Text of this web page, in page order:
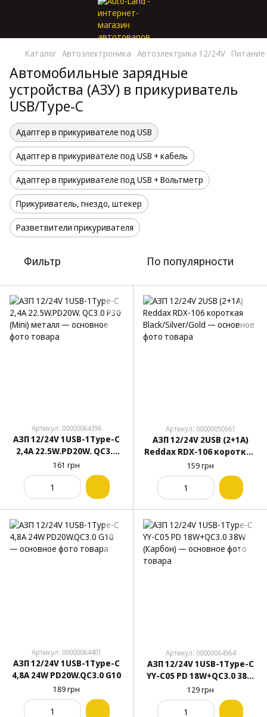
Каталог Автоэлектроника Автоэлектрика 12/24V Питание
Автомобильные зарядные
устройства (АЗУ) в прикуриватель
USB/Type-C
Адаптер в прикуривателе под USB
Адаптер в прикуривателе под USB + кабель
Адаптер в прикуривателе под USB + Вольтметр
Прикуриватель, гнездо, штекер
Разветвители прикуривателя
Фильтр По популярности
Артикул: 00000064396
АЗП 12/24V 1USB-1Type-C
2,4А 22.5W.PD20W. QC3.0
P30 (Mini) металл
161 грн
Артикул: 00000050661
АЗП 12/24V 2USB (2+1A)
Reddax RDX-106 короткая
Black/Silver/Gold
159 грн
Артикул: 00000064401
АЗП 12/24V 1USB-1Type-C
4,8А 24W PD20W.QC3.0 G10
189 грн
Артикул: 00000064964
АЗП 12/24V 1USB-1Type-C
YY-C05 PD 18W+QC3.0 38W
(Карбон)
129 грн